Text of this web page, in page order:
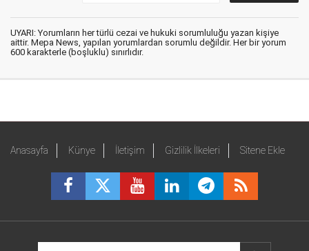
UYARI: Yorumların her türlü cezai ve hukuki sorumluluğu yazan kişiye
aittir. Mepa News, yapılan yorumlardan sorumlu değildir. Her bir yorum
600 karakterle (boşluklu) sınırlıdır.
Anasayfa Künye İletişim Gizlilik İlkeleri Sitene Ekle